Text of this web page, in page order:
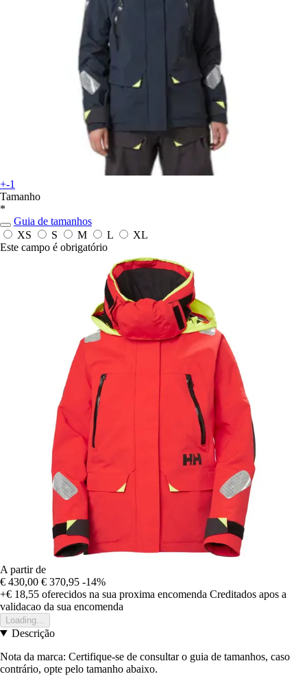
+-1
Tamanho
*
Guia de tamanhos
XS
S M L
XL
Este campo é obrigatório
A partir de
€ 430,00 € 370,95 -14%
+€ 18,55 oferecidos na sua proxima encomenda Creditados apos a
validacao da sua encomenda
Loading...
Descrição
Nota da marca: Certifique-se de consultar o guia de tamanhos, caso
contrário, opte pelo tamanho abaixo.